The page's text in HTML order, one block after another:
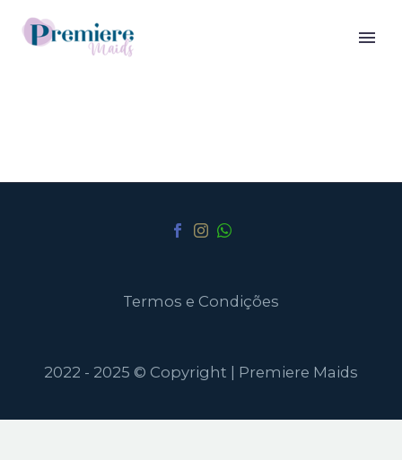
Termos e Condições
2022 - 2025 © Copyright | Premiere Maids